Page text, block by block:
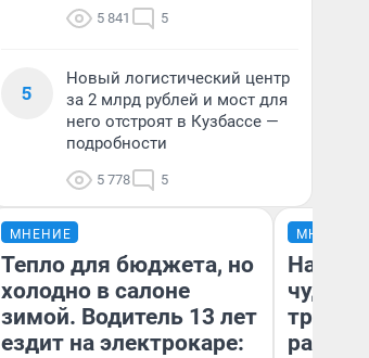
5 841 5
5
Новый логистический центр
за 2 млрд рублей и мост для
него отстроят в Кузбассе —
подробности
5 778 5
МНЕНИЕ
Тепло для бюджета, но
холодно в салоне
зимой. Водитель 13 лет
ездит на электрокаре:
МНЕНИЕ
чудом